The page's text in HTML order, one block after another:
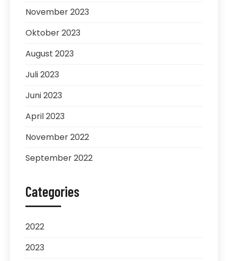
November 2023
Oktober 2023
August 2023
Juli 2023
Juni 2023
April 2023
November 2022
September 2022
Categories
2022
2023